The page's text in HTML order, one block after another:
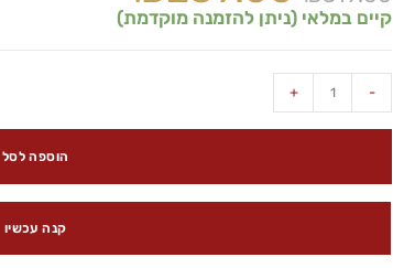
קיים במלאי (ניתן להזמנה מוקדמת)
-
+
הוספה לסל
קנה עכשיו